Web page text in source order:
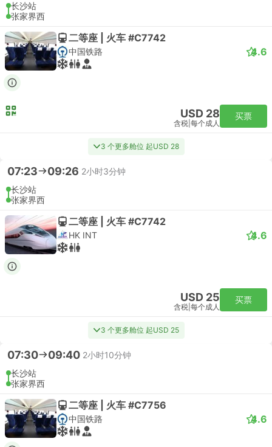
长沙站
张家界西
二等座 | 火车 #C7742
中国铁路 4.6
USD 28
含税 每个成人
买票
3 个更多舱位 起USD 28
07:23 09:26 2小时3分钟
长沙站
张家界西
二等座 | 火车 #C7742
HK INT 4.6
USD 25
含税 每个成人
买票
3 个更多舱位 起USD 25
07:30 09:40 2小时10分钟
长沙站
张家界西
二等座 | 火车 #C7756
中国铁路 4.6